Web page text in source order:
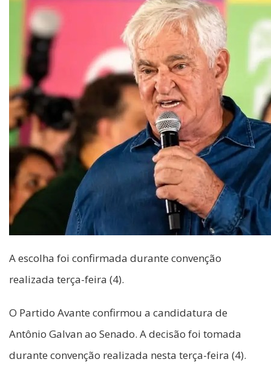
A escolha foi confirmada durante convenção
realizada terça-feira (4).
O Partido Avante confirmou a candidatura de
Antônio Galvan ao Senado. A decisão foi tomada
durante convenção realizada nesta terça-feira (4).